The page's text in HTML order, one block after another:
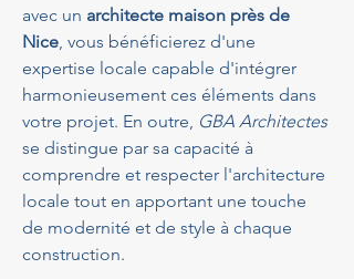
avec un architecte maison près de
Nice, vous bénéficierez d'une
expertise locale capable d'intégrer
harmonieusement ces éléments dans
votre projet. En outre, GBA Architectes
se distingue par sa capacité à
comprendre et respecter l'architecture
locale tout en apportant une touche
de modernité et de style à chaque
construction.